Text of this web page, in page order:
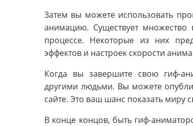
Затем вы можете использовать
анимацию. Существует
процессе. Некоторые из них
эффектов и настроек скорости
Когда вы завершите свою гиф-
другими людьми. Вы можете
сайте. Это ваш шанс показать миру
В конце концов, быть гиф-